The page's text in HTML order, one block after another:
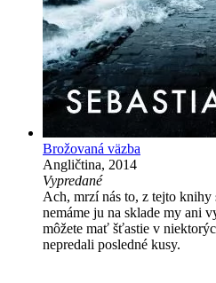
Brožovaná väzba
Angličtina, 2014
Vypredané
Ach, mrzí nás to, z tejto
nemáme ju na sklade my ani
môžete mať šťastie v
nepredali posledné kusy.